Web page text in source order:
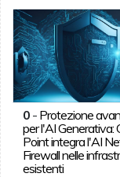
0- Protezione
per l'AI Generativa:
Point integra l'AI
Firewall nelle
esistenti